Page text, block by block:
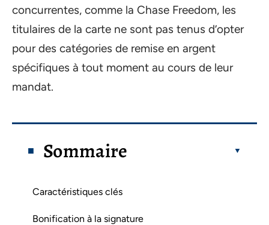
concurrentes, comme la Chase Freedom, les
titulaires de la carte ne sont pas tenus d’opter
pour des catégories de remise en argent
spécifiques à tout moment au cours de leur
mandat.
Sommaire
Caractéristiques clés
Bonification à la signature